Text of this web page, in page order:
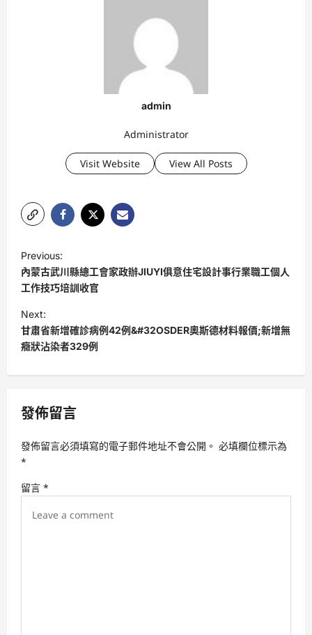
admin
Administrator
Visit Website View All Posts
o
s
t
n
a
v
g
a
t
i
Previous:
內蒙古武川縣總工會家政辦JIUYI俱意住宅設計事行業職工個人
工作技巧培訓收官
Next:
甘肅省新增確診病例42例&#32OSDER奧斯德材料報價;新增無
癥狀沾染者329例
發佈留言
發佈留言必須填寫的電子郵件地址不會公開。 必填欄位標示為
*
留言 *